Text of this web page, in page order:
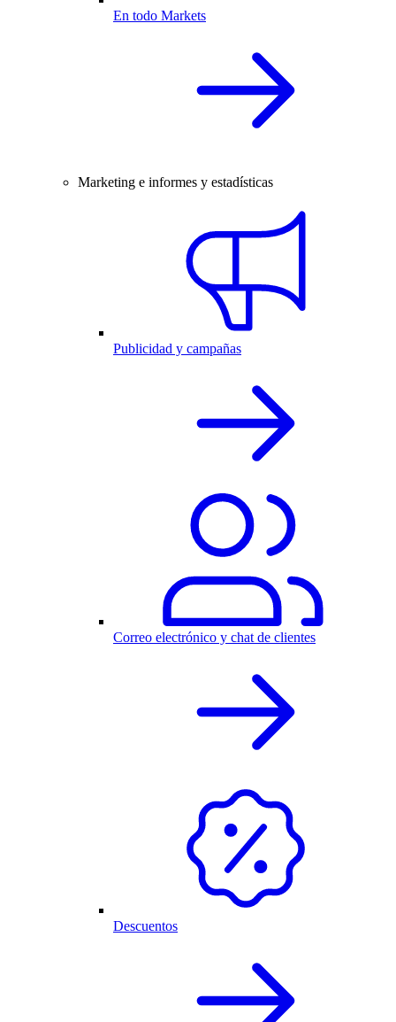
En todo Markets
Marketing e informes y estadísticas
Publicidad y campañas
Correo electrónico y chat de clientes
Descuentos